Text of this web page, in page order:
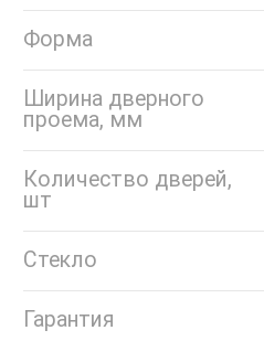
Форма
Ширина дверного
проема, мм
Количество дверей,
шт
Стекло
Гарантия